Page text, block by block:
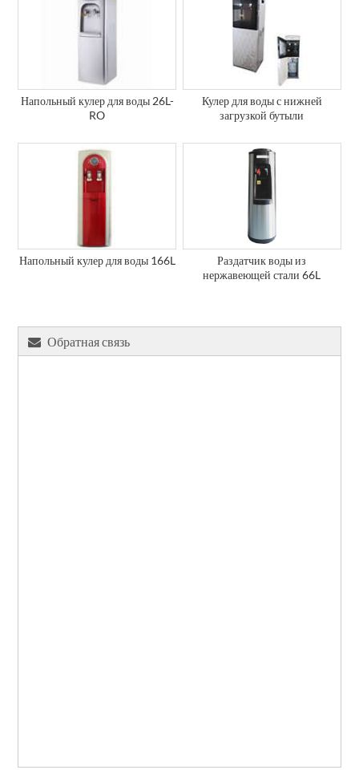
Напольный кулер для воды 26L-
RO
Кулер для воды с нижней
загрузкой бутыли
Напольный кулер для воды 166L
Раздатчик воды из
нержавеющей стали 66L
Обратная связь